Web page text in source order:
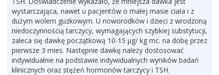
wystarczająca, nawet u pacjentów o małej masie ciała i z
dużym wolem guzkowym. U noworodków i dzieci z wrodzoną
niedoczynnością tarczycy, wymagających szybkiej substytucji,
zaleca się dawkę początkową 10-15 µg/ kg mc. na dobę przez
pierwsze 3 mies. Następnie dawkę należy dostosować
indywidualnie na podstawie indywidualnych wyników badań
klinicznych oraz stężeń hormonów tarczycy i TSH.